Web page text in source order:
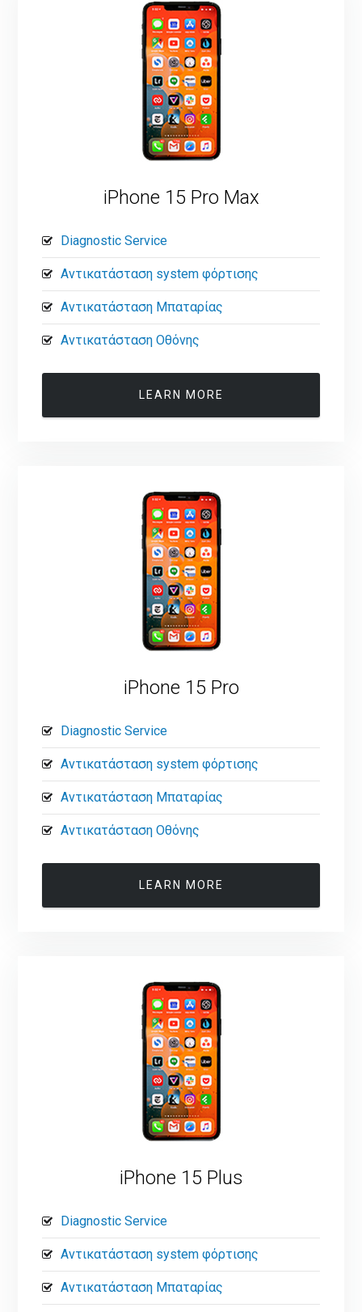
iPhone 15 Pro Max
Diagnostic Service
Αντικατάσταση system φόρτισης
Αντικατάσταση Μπαταρίας
Αντικατάσταση Οθόνης
LEARN MORE
iPhone 15 Pro
Diagnostic Service
Αντικατάσταση system φόρτισης
Αντικατάσταση Μπαταρίας
Αντικατάσταση Οθόνης
LEARN MORE
iPhone 15 Plus
Diagnostic Service
Αντικατάσταση system φόρτισης
Αντικατάσταση Μπαταρίας